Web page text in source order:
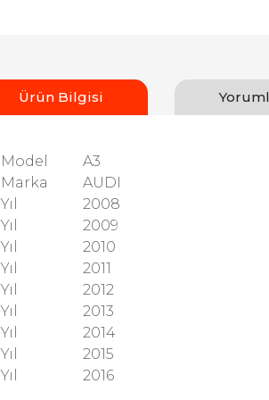
Ürün Bilgisi
Model
A3
Marka
AUDI
Yıl
2008
Yıl
2009
Yıl
2010
Yıl
2011
Yıl
2012
Yıl
2013
Yıl
2014
Yıl
2015
Yıl
2016